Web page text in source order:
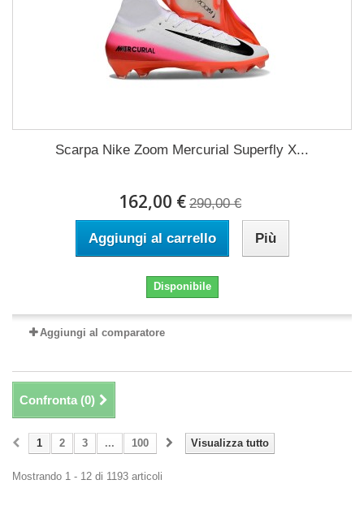
Scarpa Nike Zoom Mercurial Superfly X...
162,00 € 290,00 €
Aggiungi al carrello Più
Disponibile
Aggiungi al comparatore
Confronta (0)
Visualizza tutto
1 2 3 ... 100
Mostrando 1 - 12 di 1193 articoli